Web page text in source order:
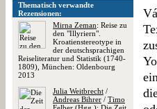
Thematisch verwandte
Rezensionen:
Mirna Zeman: Reise zu
den "Illyriern".
Kroatienstereotype in
der deutschsprachigen
Reiseliteratur und Statistik (1740-
1809), München: Oldenbourg
2013
Julia Weitbrecht /
Andreas Bihrer / Timo